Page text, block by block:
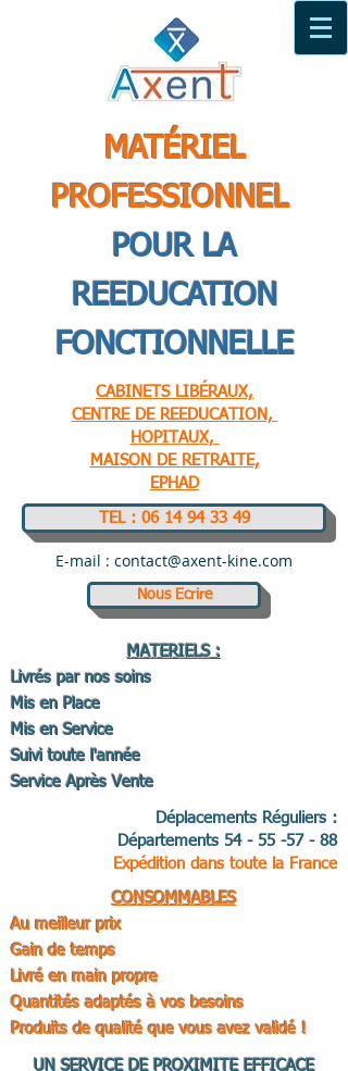
MATÉRIEL
PROFESSIONNEL
POUR LA
REEDUCATION
FONCTIONNELLE
CABINETS LIBÉRAUX,
CENTRE DE REEDUCATION,
HOPITAUX,
MAISON DE RETRAITE,
EPHAD
TEL : 06 14 94 33 49
E-mail : contact@axent-kine.com
Nous Ecrire
MATERIELS :
Livrés par nos soins
Mis en Place
Mis en Service
Suivi toute l'année
Service Après Vente
Déplacements Réguliers :
Départements 54 - 55 -57 - 88
Expédition dans toute la France
CONSOMMABLES
Au meilleur prix
Gain de temps
Livré en main propre
Quantités adaptés à vos besoins
Produits de qualité que vous avez validé !
UN SERVICE DE PROXIMITE EFFICACE